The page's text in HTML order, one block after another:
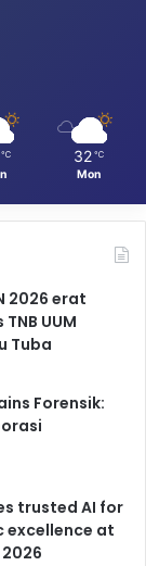
℃ 32 ℃
Mon
2026 erat
UUM
Tuba
Forensik:
trusted AI for
excellence at